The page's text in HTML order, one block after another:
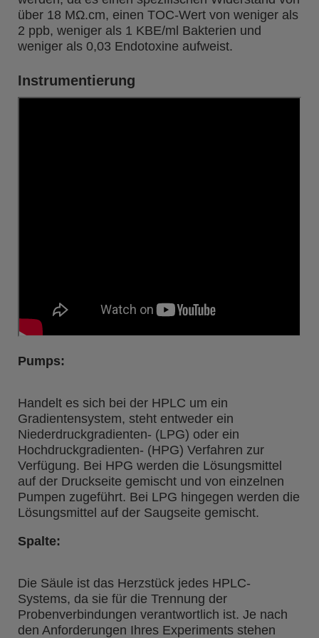
über 18 MΩ.cm, einen TOC-Wert von weniger als
2 ppb, weniger als 1 KBE/ml Bakterien und
weniger als 0,03 Endotoxine aufweist.
Instrumentierung
Pumps:
Handelt es sich bei der HPLC um ein
Gradientensystem, steht entweder ein
Niederdruckgradienten- (LPG) oder ein
Hochdruckgradienten- (HPG) Verfahren zur
Verfügung. Bei HPG werden die Lösungsmittel
auf der Druckseite gemischt und von einzelnen
Pumpen zugeführt. Bei LPG hingegen werden die
Lösungsmittel auf der Saugseite gemischt.
Spalte:
Die Säule ist das Herzstück jedes HPLC-
Systems, da sie für die Trennung der
Probenverbindungen verantwortlich ist. Je nach
den Anforderungen Ihres Experiments stehen